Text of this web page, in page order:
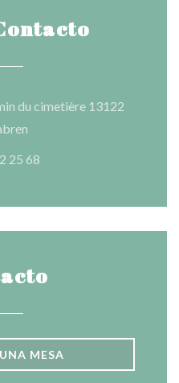
du cimetière 13122
25 68
MESA